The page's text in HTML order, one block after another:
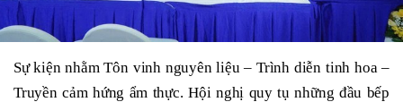
Sự kiện nhằm Tôn vinh nguyên liệu – Trình diễn tinh hoa –
Truyền cảm hứng ẩm thực. Hội nghị quy tụ những đầu bếp